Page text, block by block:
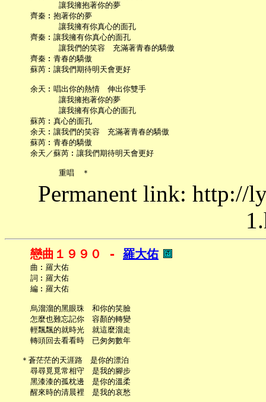
           讓我擁抱著你的夢
     齊秦︰抱著你的夢
           讓我擁有你真心的面孔
     齊秦︰讓我擁有你真心的面孔
           讓我們的笑容　充滿著青春的驕傲
     齊秦︰青春的驕傲
     蘇芮︰讓我們期待明天會更好
     余天︰唱出你的熱情　伸出你雙手
           讓我擁抱著你的夢
           讓我擁有你真心的面孔
     蘇芮︰真心的面孔
     余天︰讓我們的笑容　充滿著青春的驕傲
     蘇芮︰青春的驕傲
     余天／蘇芮︰讓我們期待明天會更好
Permanent link: http://
戀曲１９９０ - 羅大佑
     曲︰羅大佑
     詞︰羅大佑
     編︰羅大佑
     烏溜溜的黑眼珠　和你的笑臉
     怎麼也難忘記你　容顏的轉變
     輕飄飄的就時光　就這麼溜走
     轉頭回去看看時　已匆匆數年
   ＊蒼茫茫的天涯路　是你的漂泊
     尋尋覓覓常相守　是我的腳步
     黑漆漆的孤枕邊　是你的溫柔
     醒來時的清晨裡　是我的哀愁